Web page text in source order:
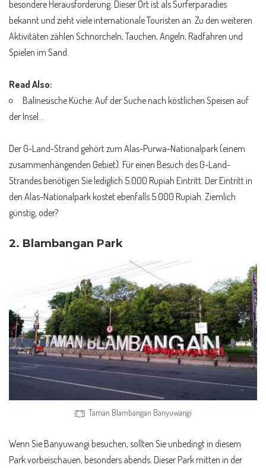
besondere Herausforderung. Dieser Ort ist als Surferparadies
bekannt und zieht viele internationale Touristen an. Zu den weiteren
Aktivitäten zählen Schnorcheln, Tauchen, Angeln, Radfahren und
Spielen im Sand.
Read Also:
Balinesische Küche: Auf der Suche nach köstlichen Speisen auf
der Insel…
Der G-Land-Strand gehört zum Alas-Purwa-Nationalpark (einem
zusammenhängenden Gebiet). Für einen Besuch des G-Land-
Strandes benötigen Sie lediglich 5.000 Rupiah Eintritt. Der Eintritt in
den Alas-Nationalpark kostet ebenfalls 5.000 Rupiah. Ziemlich
günstig, oder?
2. Blambangan Park
Taman Blambangan Banyuwangi
Wenn Sie Banyuwangi besuchen, sollten Sie unbedingt in diesem
Park vorbeischauen, besonders abends. Dieser Park mitten in der